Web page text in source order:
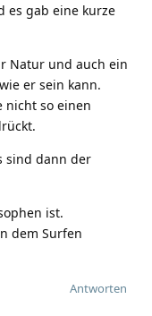
es gab eine kurze
Natur und auch ein
er sein kann.
nicht so einen
sind dann der
ist.
dem Surfen
Antworten